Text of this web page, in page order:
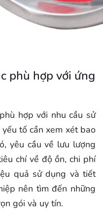
phù hợp với ứng
hợp với nhu cầu sử
tố cần xem xét bao
yêu cầu về lưu lượng
chí về độ ồn, chi phí
quả sử dụng và tiết
nên tìm đến những
gói và uy tín.